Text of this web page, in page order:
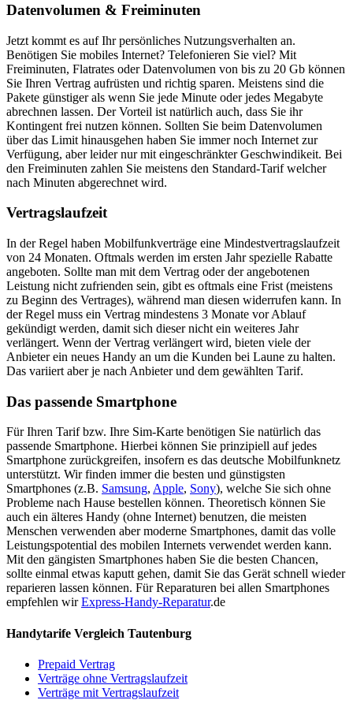
Datenvolumen & Freiminuten
Jetzt kommt es auf Ihr persönliches Nutzungsverhalten an.
Benötigen Sie mobiles Internet? Telefonieren Sie viel? Mit
Freiminuten, Flatrates oder Datenvolumen von bis zu 20 Gb können
Sie Ihren Vertrag aufrüsten und richtig sparen. Meistens sind die
Pakete günstiger als wenn Sie jede Minute oder jedes Megabyte
abrechnen lassen. Der Vorteil ist natürlich auch, dass Sie ihr
Kontingent frei nutzen können. Sollten Sie beim Datenvolumen
über das Limit hinausgehen haben Sie immer noch Internet zur
Verfügung, aber leider nur mit eingeschränkter Geschwindikeit. Bei
den Freiminuten zahlen Sie meistens den Standard-Tarif welcher
nach Minuten abgerechnet wird.
Vertragslaufzeit
In der Regel haben Mobilfunkverträge eine Mindestvertragslaufzeit
von 24 Monaten. Oftmals werden im ersten Jahr spezielle Rabatte
angeboten. Sollte man mit dem Vertrag oder der angebotenen
Leistung nicht zufrienden sein, gibt es oftmals eine Frist (meistens
zu Beginn des Vertrages), während man diesen widerrufen kann. In
der Regel muss ein Vertrag mindestens 3 Monate vor Ablauf
gekündigt werden, damit sich dieser nicht ein weiteres Jahr
verlängert. Wenn der Vertrag verlängert wird, bieten viele der
Anbieter ein neues Handy an um die Kunden bei Laune zu halten.
Das variiert aber je nach Anbieter und dem gewählten Tarif.
Das passende Smartphone
Für Ihren Tarif bzw. Ihre Sim-Karte benötigen Sie natürlich das
passende Smartphone. Hierbei können Sie prinzipiell auf jedes
Smartphone zurückgreifen, insofern es das deutsche Mobilfunknetz
unterstützt. Wir finden immer die besten und günstigsten
Smartphones (z.B. Samsung, Apple, Sony), welche Sie sich ohne
Probleme nach Hause bestellen können. Theoretisch können Sie
auch ein älteres Handy (ohne Internet) benutzen, die meisten
Menschen verwenden aber moderne Smartphones, damit das volle
Leistungspotential des mobilen Internets verwendet werden kann.
Mit den gängisten Smartphones haben Sie die besten Chancen,
sollte einmal etwas kaputt gehen, damit Sie das Gerät schnell wieder
reparieren lassen können. Für Reparaturen bei allen Smartphones
empfehlen wirExpress-Handy-Reparatur.de
Handytarife Vergleich Tautenburg
Prepaid Vertrag
Verträge ohne Vertragslaufzeit
Verträge mit Vertragslaufzeit